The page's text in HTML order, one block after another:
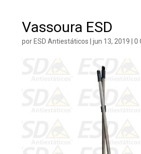
Vassoura ESD
porESD Antiestáticos | jun 13, 2019 | 0